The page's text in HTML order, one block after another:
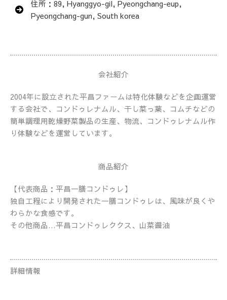
住所：89, Hyanggyo-gil, Pyeongchang-eup,
Pyeongchang-gun, South korea
会社紹介
2004年に設立された平昌ファームは特化体験などを企画運営
する会社で、コンドゥレナムル、干し菜っ葉、コムチなどの
簡単調理用乾燥野菜製品の生産、物流、コンドゥレナムル作
り体験などを運営しています。
商品紹介
【代表商品：平昌一膳コンドゥレ】
独自工程により開発された一膳コンドゥレは、風味が良くや
わらかな食感です。
その他商品…平昌コンドゥレククス、山菜醤油
詳細情報